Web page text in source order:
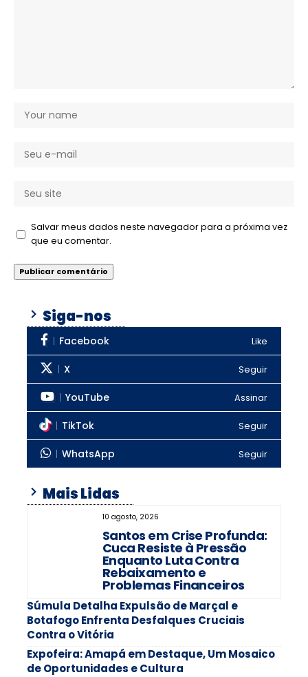
Salvar meus dados neste navegador para a próxima vez
que eu comentar.
Siga-nos
Facebook Like
X Seguir
YouTube Assinar
TikTok Seguir
WhatsApp Seguir
Mais Lidas
10 agosto, 2026
Santos em Crise Profunda:
Cuca Resiste à Pressão
Enquanto Luta Contra
Rebaixamento e
Problemas Financeiros
Súmula Detalha Expulsão de Marçal e
Botafogo Enfrenta Desfalques Cruciais
Contra o Vitória
Expofeira: Amapá em Destaque, Um Mosaico
de Oportunidades e Cultura